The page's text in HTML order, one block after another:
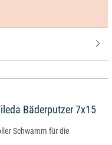
Bäderputzer 7x15
Schwamm für die